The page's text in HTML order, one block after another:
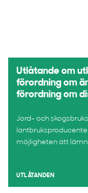
Utlåtande om
förordning om
förordning om
Jord- och
möjligheten att
UTLÅTANDEN